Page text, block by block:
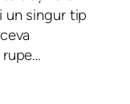
un singur tip